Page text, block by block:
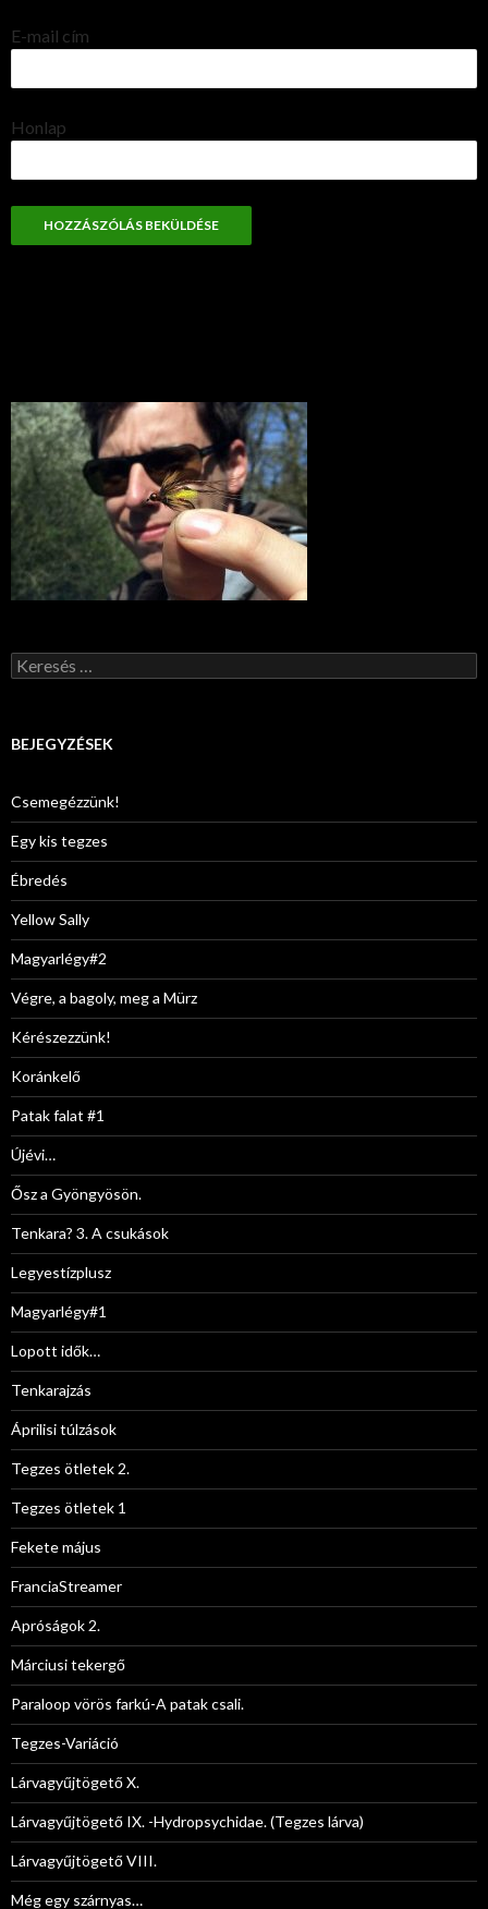
E-mail cím
Honlap
Keresés:
BEJEGYZÉSEK
Csemegézzünk!
Egy kis tegzes
Ébredés
Yellow Sally
Magyarlégy#2
Végre, a bagoly, meg a Mürz
Kérészezzünk!
Koránkelő
Patak falat #1
Újévi…
Ősz a Gyöngyösön.
Tenkara? 3. A csukások
Legyestízplusz
Magyarlégy#1
Lopott idők…
Tenkarajzás
Áprilisi túlzások
Tegzes ötletek 2.
Tegzes ötletek 1
Fekete május
FranciaStreamer
Apróságok 2.
Márciusi tekergő
Paraloop vörös farkú-A patak csali.
Tegzes-Variáció
Lárvagyűjtögető X.
Lárvagyűjtögető IX. -Hydropsychidae. (Tegzes lárva)
Lárvagyűjtögető VIII.
Még egy szárnyas…